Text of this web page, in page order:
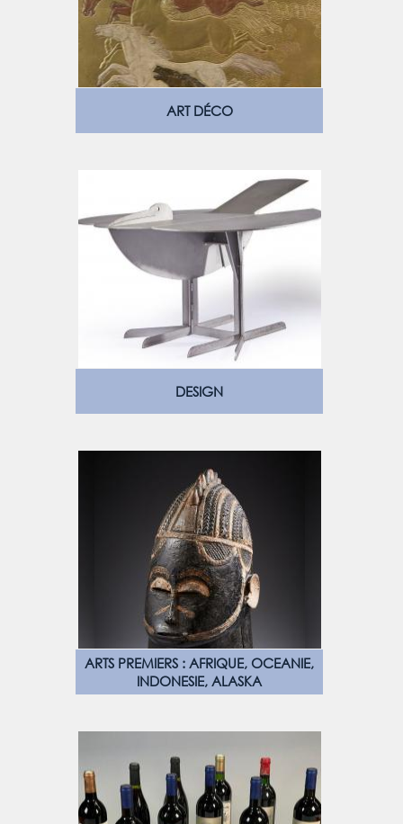
ART DÉCO
DESIGN
ARTS PREMIERS : AFRIQUE, OCEANIE,
INDONESIE, ALASKA